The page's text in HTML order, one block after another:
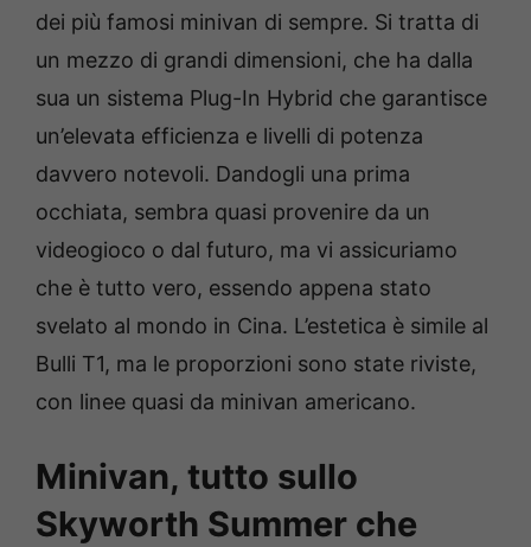
dei più famosi minivan di sempre. Si tratta di
un mezzo di grandi dimensioni, che ha dalla
sua un sistema Plug-In Hybrid che garantisce
un’elevata efficienza e livelli di potenza
davvero notevoli. Dandogli una prima
occhiata, sembra quasi provenire da un
videogioco o dal futuro, ma vi assicuriamo
che è tutto vero, essendo appena stato
svelato al mondo in Cina. L’estetica è simile al
Bulli T1, ma le proporzioni sono state riviste,
con linee quasi da minivan americano.
Minivan, tutto sullo
Skyworth Summer che